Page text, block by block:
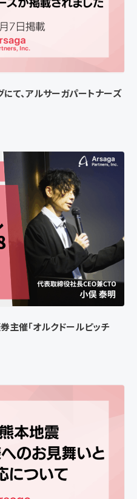
て、アルサーガパートナーズ
主催「オルクドールピッチ